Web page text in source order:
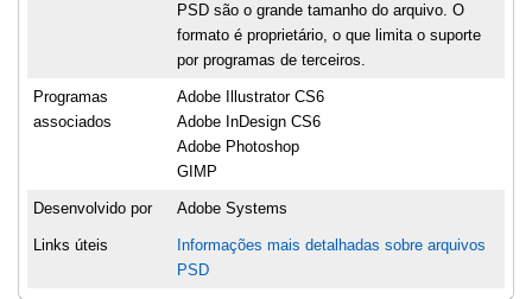
PSD são o grande tamanho do arquivo. O
formato é proprietário, o que limita o suporte
por programas de terceiros.
Programas
associados
Adobe Illustrator CS6
Adobe InDesign CS6
Adobe Photoshop
GIMP
Desenvolvido por Adobe Systems
Links úteis
Informações mais detalhadas sobre arquivos
PSD